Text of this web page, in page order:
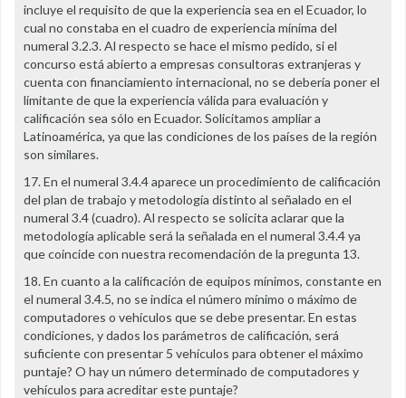
incluye el requisito de que la experiencia sea en el Ecuador, lo
cual no constaba en el cuadro de experiencia mínima del
numeral 3.2.3. Al respecto se hace el mismo pedido, si el
concurso está abierto a empresas consultoras extranjeras y
cuenta con financiamiento internacional, no se debería poner el
limitante de que la experiencia válida para evaluación y
calificación sea sólo en Ecuador. Solicitamos ampliar a
Latinoamérica, ya que las condiciones de los países de la región
son similares.
17. En el numeral 3.4.4 aparece un procedimiento de calificación
del plan de trabajo y metodología distinto al señalado en el
numeral 3.4 (cuadro). Al respecto se solicita aclarar que la
metodología aplicable será la señalada en el numeral 3.4.4 ya
que coincide con nuestra recomendación de la pregunta 13.
18. En cuanto a la calificación de equipos mínimos, constante en
el numeral 3.4.5, no se indica el número mínimo o máximo de
computadores o vehículos que se debe presentar. En estas
condiciones, y dados los parámetros de calificación, será
suficiente con presentar 5 vehículos para obtener el máximo
puntaje? O hay un número determinado de computadores y
vehículos para acreditar este puntaje?